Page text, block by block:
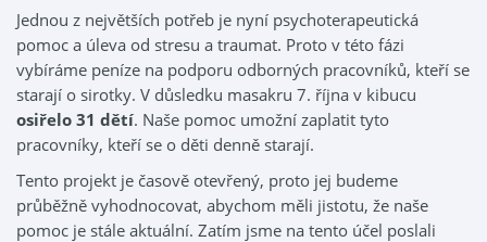
Jednou z největších potřeb je nyní psychoterapeutická
pomoc a úleva od stresu a traumat. Proto v této fázi
vybíráme peníze na podporu odborných pracovníků, kteří se
starají o sirotky. V důsledku masakru 7. října v kibucu
osiřelo 31 dětí. Naše pomoc umožní zaplatit tyto
pracovníky, kteří se o děti denně starají.
Tento projekt je časově otevřený, proto jej budeme
průběžně vyhodnocovat, abychom měli jistotu, že naše
pomoc je stále aktuální. Zatím jsme na tento účel poslali